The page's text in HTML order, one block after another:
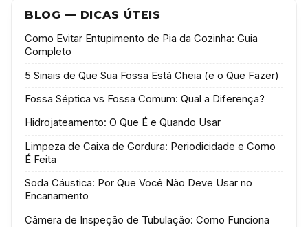
BLOG — DICAS ÚTEIS
Como Evitar Entupimento de Pia da Cozinha: Guia
Completo
5 Sinais de Que Sua Fossa Está Cheia (e o Que Fazer)
Fossa Séptica vs Fossa Comum: Qual a Diferença?
Hidrojateamento: O Que É e Quando Usar
Limpeza de Caixa de Gordura: Periodicidade e Como
É Feita
Soda Cáustica: Por Que Você Não Deve Usar no
Encanamento
Câmera de Inspeção de Tubulação: Como Funciona